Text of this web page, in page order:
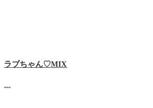
ラブちゃん♡MIX